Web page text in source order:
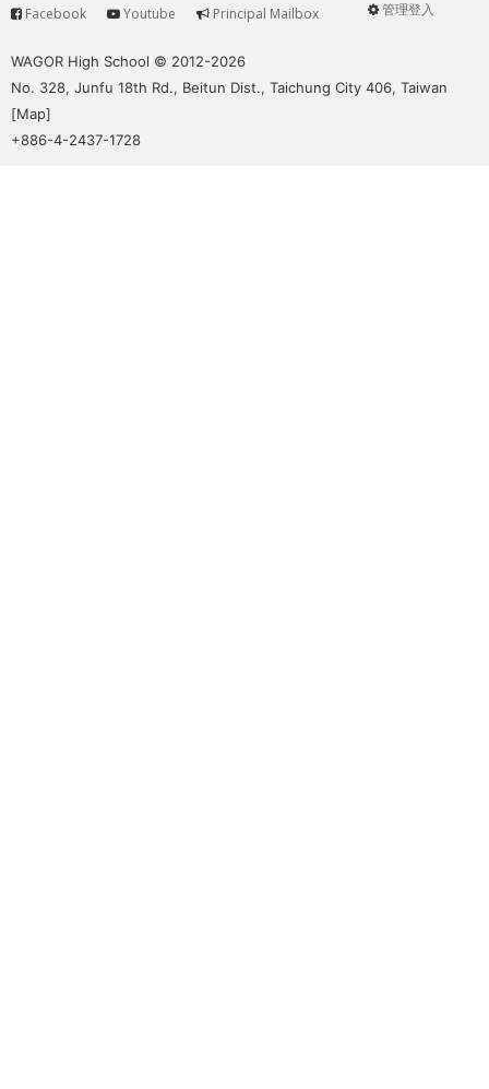
User
管理登入
Service
Facebook Youtube Principal Mailbox
WAGOR High School © 2012-2026
No. 328, Junfu 18th Rd., Beitun Dist., Taichung City 406, Taiwan
[Map]
+886-4-2437-1728